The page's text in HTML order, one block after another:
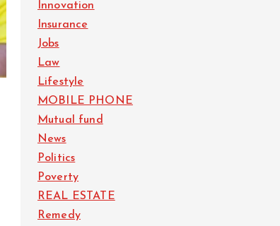
Innovation
Insurance
Jobs
Law
Lifestyle
MOBILE PHONE
Mutual fund
News
Politics
Poverty
REAL ESTATE
Remedy